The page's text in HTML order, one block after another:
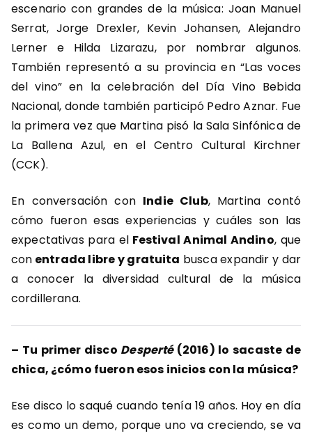
escenario con grandes de la música: Joan Manuel
Serrat, Jorge Drexler, Kevin Johansen, Alejandro
Lerner e Hilda Lizarazu, por nombrar algunos.
También representó a su provincia en “Las voces
del vino” en la celebración del Día Vino Bebida
Nacional, donde también participó Pedro Aznar. Fue
la primera vez que Martina pisó la Sala Sinfónica de
La Ballena Azul, en el Centro Cultural Kirchner
(CCK).
En conversación con Indie Club, Martina contó
cómo fueron esas experiencias y cuáles son las
expectativas para elFestival Animal Andino, que
con entrada libre y gratuita busca expandir y dar
a conocer la diversidad cultural de la música
cordillerana.
– Tu primer disco Desperté(2016) lo sacaste de
chica, ¿cómo fueron esos inicios con la música?
Ese disco lo saqué cuando tenía 19 años. Hoy en día
es como un demo, porque uno va creciendo, se va